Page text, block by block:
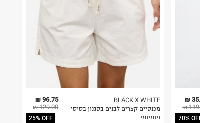
96.75 ₪
129.00 ₪
25% OFF
BLACK X WHITE
מכנסיים קצרים לבנים בסגנון בסיסי
ויומיומי
70%